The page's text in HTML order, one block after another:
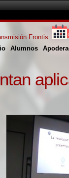
Alumnos
Frontis